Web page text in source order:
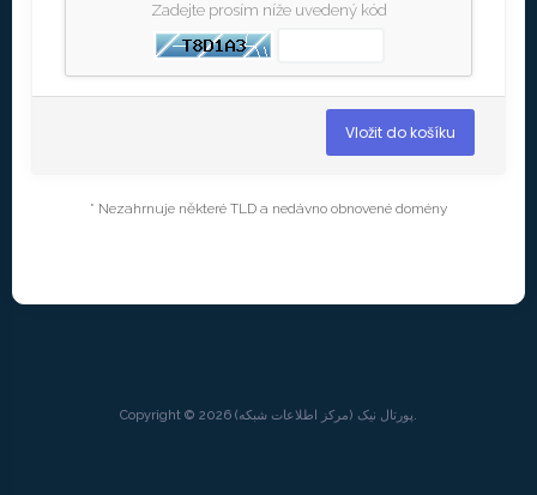
Zadejte prosím níže uvedený kód
Vložit do košíku
* Nezahrnuje některé TLD a nedávno obnovené domény
Copyright © 2026 پورتال نيک (مرکز اطلاعات شبکه).